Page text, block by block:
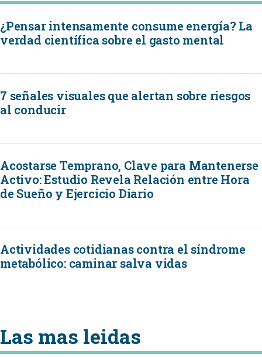
¿Pensar intensamente consume energía? La
verdad científica sobre el gasto mental
7 señales visuales que alertan sobre riesgos
al conducir
Acostarse Temprano, Clave para Mantenerse
Activo: Estudio Revela Relación entre Hora
de Sueño y Ejercicio Diario
Actividades cotidianas contra el síndrome
metabólico: caminar salva vidas
Las mas leidas